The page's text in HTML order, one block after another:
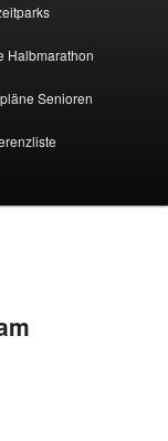
Halbmarathon
Senioren